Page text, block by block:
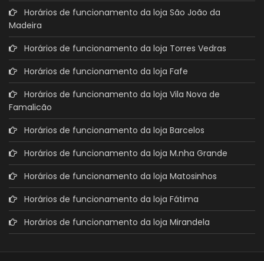
Horários de funcionamento da loja São João da
Madeira
Horários de funcionamento da loja Torres Vedras
Horários de funcionamento da loja Fafe
Horários de funcionamento da loja Vila Nova de
Famalicão
Horários de funcionamento da loja Barcelos
Horários de funcionamento da loja M.nha Grande
Horários de funcionamento da loja Matosinhos
Horários de funcionamento da loja Fátima
Horários de funcionamento da loja Mirandela